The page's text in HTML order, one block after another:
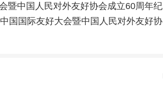
暨中国人民对外友好协会成立60周年纪
国国际友好大会暨中国人民对外友好协